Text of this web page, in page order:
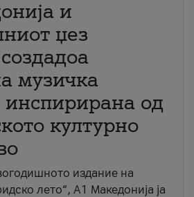
и
џез
музичка
инспирирана од
културно
издание на
лето“, А1 Македонија ја